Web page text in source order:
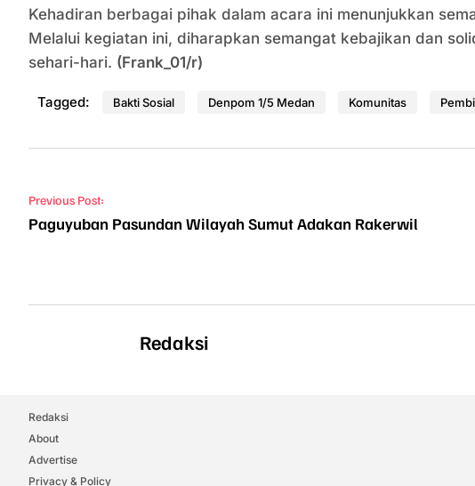
Kehadiran berbagai pihak dalam acara ini menunjukkan
Melalui kegiatan ini, diharapkan semangat kebajikan dan
sehari-hari. (Frank_01/r)
Tagged: Bakti Sosial Denpom 1/5 Medan Komunitas
Navigasi pos
Previous Post:
Paguyuban Pasundan Wilayah Sumut Adakan Rakerwil
Redaksi
Redaksi
About
Advertise
Privacy & Policy